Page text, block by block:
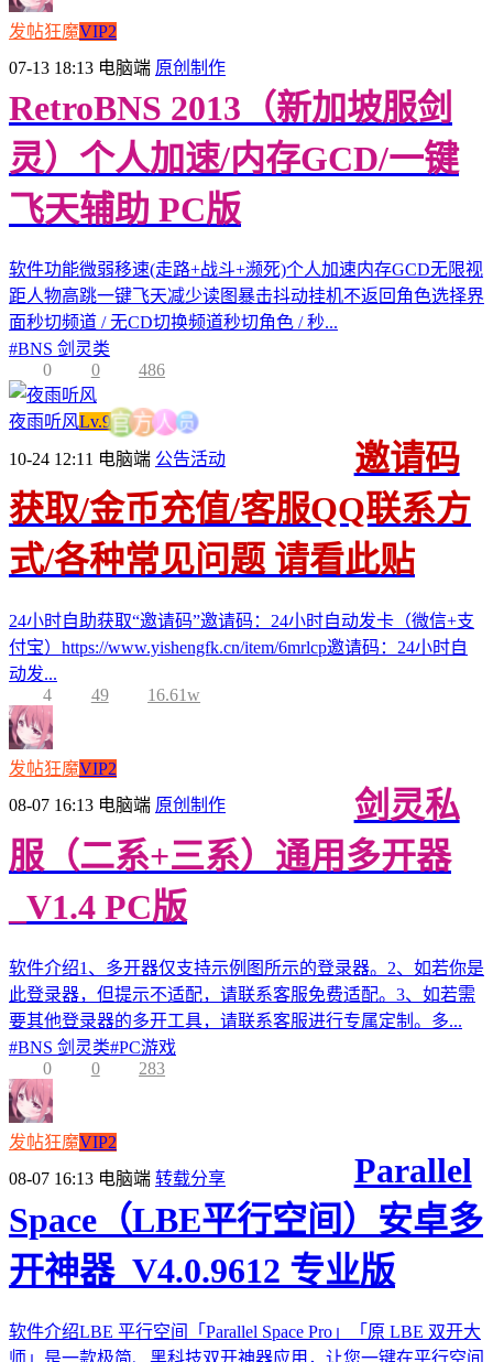
发帖狂魔VIP2
07-13 18:13 电脑端 原创制作
RetroBNS 2013（新加坡服剑
灵）个人加速/内存GCD/一键
飞天辅助 PC版
软件功能微弱移速(走路+战斗+濒死)个人加速内存GCD无限视
距人物高跳一键飞天减少读图暴击抖动挂机不返回角色选择界
面秒切频道 / 无CD切换频道秒切角色 / 秒...
#BNS 剑灵类
0
0 486
夜雨听风Lv.9官 方 人员
10-24 12:11 电脑端 公告活动
邀请码
获取/金币充值/客服QQ联系方
式/各种常见问题 请看此贴
24小时自助获取“邀请码”邀请码：24小时自动发卡（微信+支
付宝）https://www.yishengfk.cn/item/6mrlcp邀请码：24小时自
动发...
4
49 16.61w
发帖狂魔VIP2
08-07 16:13 电脑端 原创制作
剑灵私
服（二系+三系）通用多开器
_V1.4 PC版
软件介绍1、多开器仅支持示例图所示的登录器。2、如若你是
此登录器，但提示不适配，请联系客服免费适配。3、如若需
要其他登录器的多开工具，请联系客服进行专属定制。多...
#BNS 剑灵类#PC游戏
0
0 283
发帖狂魔VIP2
08-07 16:13 电脑端 转载分享
Parallel
Space（LBE平行空间）安卓多
开神器_V4.0.9612 专业版
软件介绍LBE 平行空间「Parallel Space Pro」「原 LBE 双开大
师」是一款极简、黑科技双开神器应用，让您一键在平行空间